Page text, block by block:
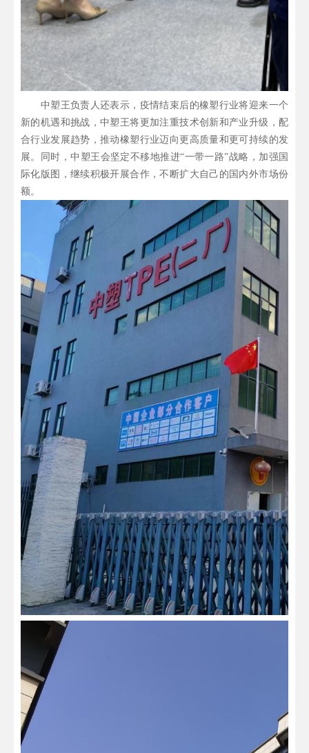
中塑王负责人还表示，疫情结束后的橡塑行业将迎来一个
新的机遇和挑战，中塑王将更加注重技术创新和产业升级，配
合行业发展趋势，推动橡塑行业迈向更高质量和更可持续的发
展。同时，中塑王会坚定不移地推进“一带一路”战略，加强国
际化版图，继续积极开展合作，不断扩大自己的国内外市场份
额。